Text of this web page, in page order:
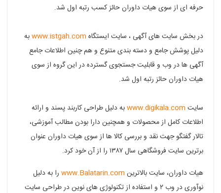
حرفه ای از سوی هیات داوران حائز کسب رتبه اول شد.
در بخش سایت های آگهی ، سایت ایستگاه www.istgah.comبه
دلیل پوشش جامع و دسته بندی متنوع و هم چنین اطلاعات جامع
آگهی ها در وب و قابلیت جستجوی گسترده در این گروه از سوی
هیات داوران حائز رتبه اول شد.
سایت www.digikala.comبه دلیل طراحی کاربند پسند و ارائه
اطلاعات کامل از محصولات و همچنین دارا بودن مطالب آموزشی،
تالار گفتگو جهت نقد و بررسی کالا ها از سوی هیات داوران عنوان
برترین سایت فروشگاهی سال ۱۳۸۷ را از آن خود کرد.
هیات داوران، سایت بالاترین www.Balatarin.com را به دلیل
نوآوری در وب ۲ و استفاده از تکنولوژی های نوین در طراحی سایت